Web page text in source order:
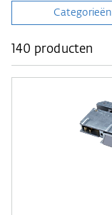
Categorieën
140 producten